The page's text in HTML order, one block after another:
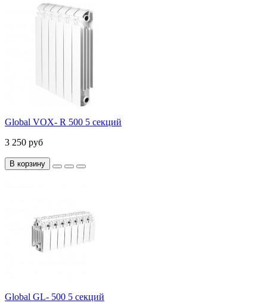
Global VOX- R 500 5 секций
3 250 руб
В корзину
Global GL- 500 5 секций